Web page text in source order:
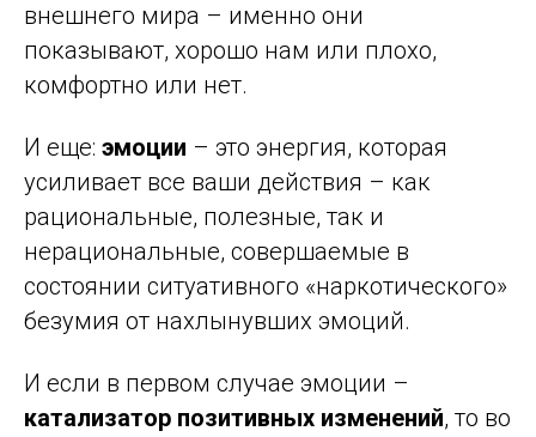
внешнего мира – именно они
показывают, хорошо нам или плохо,
комфортно или нет.
И еще: эмоции – это энергия, которая
усиливает все ваши действия – как
рациональные, полезные, так и
нерациональные, совершаемые в
состоянии ситуативного «наркотического»
безумия от нахлынувших эмоций.
И если в первом случае эмоции –
катализатор позитивных изменений, то во